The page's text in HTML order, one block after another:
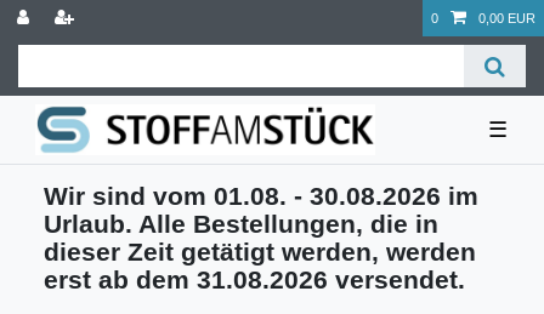
0 0,00 EUR
☰
Wir sind vom 01.08. - 30.08.2026 im
Urlaub. Alle Bestellungen, die in
dieser Zeit getätigt werden, werden
erst ab dem 31.08.2026 versendet.